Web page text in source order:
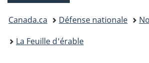
Vous
êtes
Canada.ca Défense nationale
La Feuille d'érable